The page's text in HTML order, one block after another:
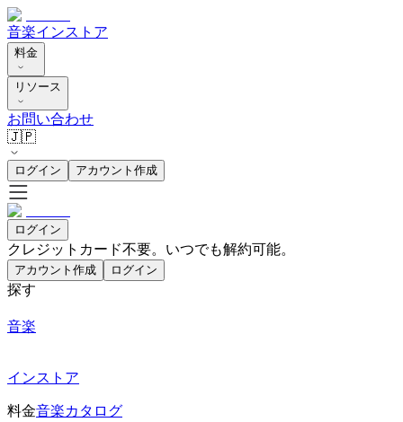
音楽インストア
料金
リソース
お問い合わせ
🇯🇵
ログイン アカウント作成
ログイン
クレジットカード不要。いつでも解約可能。
アカウント作成 ログイン
探す
音楽
インストア
料金音楽カタログ